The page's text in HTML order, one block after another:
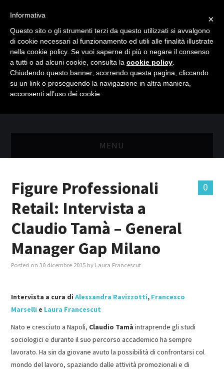
MENU
MASTER MARKETING & RETAIL
SCIENZIATI IN AZIENDA
MASTER IN FOOD & BEVERAGE
TUTTI
0
Figure Professionali
Retail: Intervista a
Claudio Tamà – General
Manager Gap Milano
Posted on30 dicembre 2015 by Laura Francescut
Intervista a cura diAlessandra Ravizzotti, Francesco
Marselli e Laura Francescut
Nato e cresciuto a Napoli, Claudio Tamà intraprende gli studi
sociologici e durante il suo percorso accademico ha sempre
lavorato. Ha sin da giovane avuto la possibilità di confrontarsi col
mondo del lavoro, spaziando dalle attività promozionali e di
×
Informativa
Questo sito o gli strumenti terzi da questo utilizzati si avvalgono
di cookie necessari al funzionamento ed utili alle finalità illustrate
nella cookie policy. Se vuoi saperne di più o negare il consenso
a tutti o ad alcuni cookie, consulta la cookie policy
Chiudendo questo banner, scorrendo questa pagina, cliccando
su un link o proseguendo la navigazione in altra maniera,
acconsenti all’uso dei cookie.